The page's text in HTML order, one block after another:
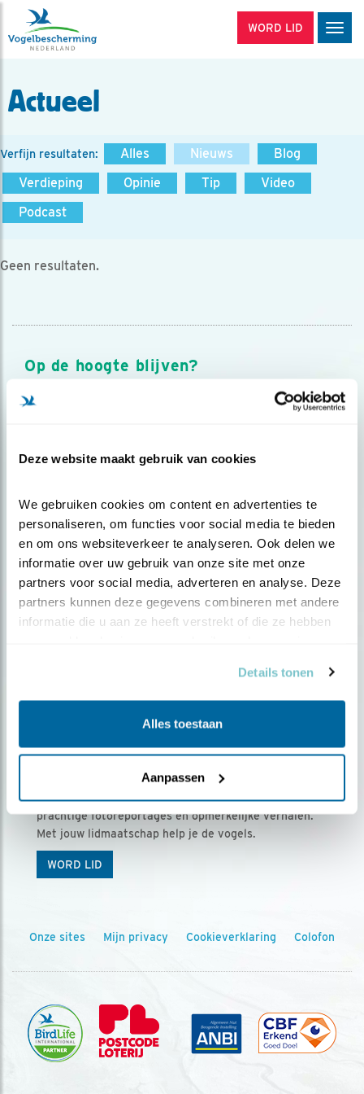
Deze website maakt gebruik van cookies
We gebruiken cookies om content en advertenties te
personaliseren, om functies voor social media te bieden
en om ons websiteverkeer te analyseren. Ook delen we
informatie over uw gebruik van onze site met onze
partners voor social media, adverteren en analyse. Deze
partners kunnen deze gegevens combineren met andere
informatie die u aan ze heeft verstrekt of die ze hebben
Details tonen
Alles toestaan
Aanpassen
WORD LID
Actueel
Verfijn resultaten: Alles Nieuws
Blog
Verdieping
Opinie Tip
Video
Podcast
Geen resultaten.
Op de hoogte blijven?
Meld je aan en ontvang nieuws, inspiratie, acties en tips
over vogels en activiteiten van Vogelbescherming.
Ontvang 5 x Vogels voor € 36,00 per jaar
Vogels is het tijdschrift voor onze leden, met
prachtige fotoreportages en opmerkelijke verhalen.
Met jouw lidmaatschap help je de vogels.
WORD LID
Onze sites Mijn privacy Cookieverklaring Colofon